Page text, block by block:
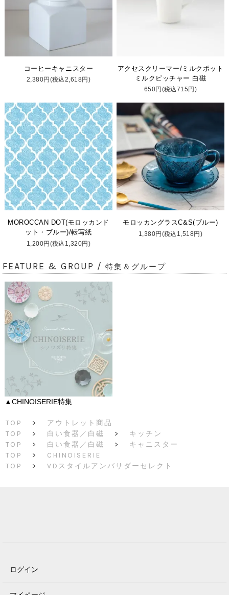
コーヒーキャニスター
2,380円(税込2,618円)
アクセスクリーマー/ミルクポット
ミルクピッチャー 白磁
650円(税込715円)
MOROCCAN DOT(モロッカンド
ット・ブルー)/転写紙
1,200円(税込1,320円)
モロッカングラスC&S(ブルー)
1,380円(税込1,518円)
FEATURE & GROUP / 特集＆グループ
▲CHINOISERIE特集
TOP >
アウトレット商品
TOP
> 白い食器／白磁 >
キッチン
TOP
> 白い食器／白磁 >
キャニスター
TOP
>
CHINOISERIE
TOP
> VDスタイルアンバサダーセレクト
ログイン